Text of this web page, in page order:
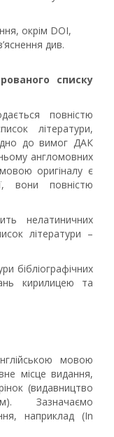
окрім DOI,
див.
списку
повністю
літератури,
до вимог ДАК
англомовних
оригіналу є
вони повністю
нелатиничних
літератури –
бібліографічних
кирилицею та
мовою
місце видання,
(видавництво
Зазначаємо
наприклад (In